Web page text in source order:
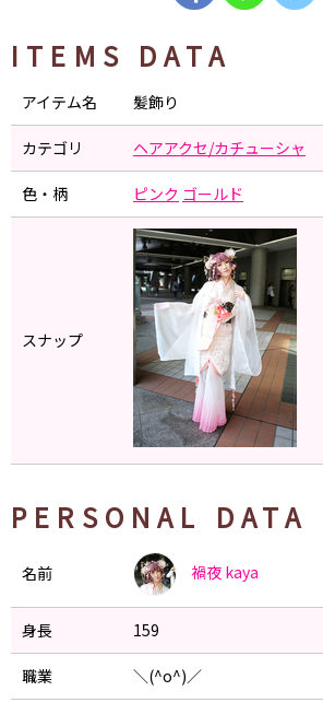
ITEMS DATA
アイテム名 髪飾り
カテゴリ ヘアアクセ/カチューシャ
色・柄 ピンク ゴールド
スナップ
PERSONAL DATA
名前 禍夜 kaya
身長 159
職業 ＼(^o^)／